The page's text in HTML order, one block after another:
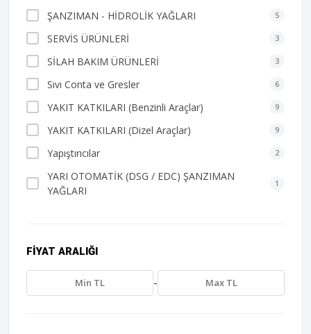
ŞANZIMAN - HİDROLİK YAĞLARI 5
SERVİS ÜRÜNLERİ 3
SİLAH BAKIM ÜRÜNLERİ 3
Sıvı Conta ve Gresler 6
YAKIT KATKILARI (Benzinli Araçlar) 9
YAKIT KATKILARI (Dizel Araçlar) 9
Yapıştırıcılar 2
YARI OTOMATİK (DSG / EDC) ŞANZIMAN
YAĞLARI
1
FIYAT ARALIĞI
-